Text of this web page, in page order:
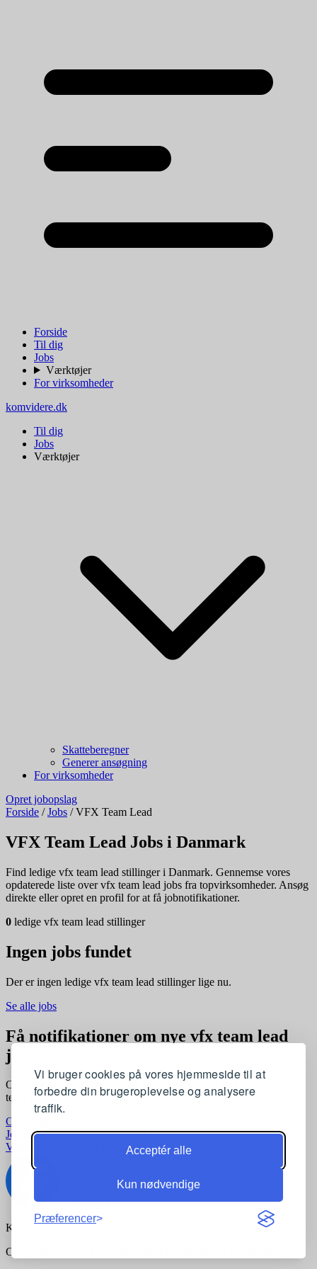
Vi bruger cookies på vores hjemmeside til at
forbedre din brugeroplevelse og analysere
traffik.
Acceptér alle
Kun nødvendige
Præferencer
Forside
Til dig
Jobs
Værktøjer
For virksomheder
komvidere.dk
Til dig
Jobs
Værktøjer
Skatteberegner
Generer ansøgning
For virksomheder
Opret jobopslag
Forside / Jobs / VFX Team Lead
VFX Team Lead Jobs i Danmark
Find ledige vfx team lead stillinger i Danmark. Gennemse vores
opdaterede liste over vfx team lead jobs fra topvirksomheder. Ansøg
direkte eller opret en profil for at få jobnotifikationer.
0 ledige vfx team lead stillinger
Ingen jobs fundet
Der er ingen ledige vfx team lead stillinger lige nu.
Se alle jobs
Få notifikationer om nye vfx team lead
jobs
Opret en profil og få automatisk besked, når der kommer nye vfx
team lead stillinger, der matcher dine præferencer
Opret profil gratis
Jobkategorier Joblokationer For virksomheder
Vilkår og betingelser
Privatlivspolitik
Kontakt:support@komvidere.dk
Copyright © 2026 komvidere.dk. Alle rettigheder forbeholdes.